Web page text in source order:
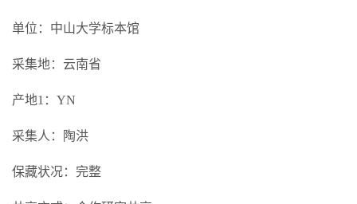
单位：中山大学标本馆
采集地：云南省
产地1：YN
采集人：陶洪
保藏状况：完整